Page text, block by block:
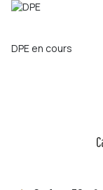
DPE en cours